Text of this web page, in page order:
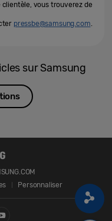
clientèle, vous trouverez de
pressbe@samsung.com.
sur Samsung
Personnaliser